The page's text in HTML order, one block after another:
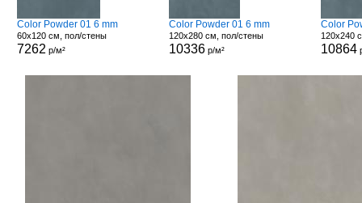
Color Powder 01 6 mm
60x120 см, пол/стены
7262 р/м²
Color Powder 01 6 mm
120x280 см, пол/стены
10336 р/м²
Color
120x240
10864